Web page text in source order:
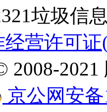
垃圾信
营许可证
2008-
京公网安备